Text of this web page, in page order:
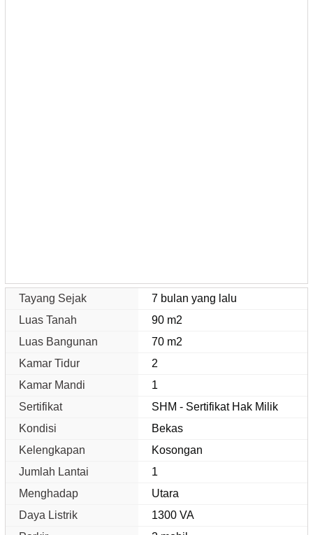
Tayang Sejak
7 bulan yang lalu
Luas Tanah
90 m2
Luas Bangunan
70 m2
Kamar Tidur
2
Kamar Mandi
1
Sertifikat
SHM - Sertifikat Hak Milik
Kondisi
Bekas
Kelengkapan
Kosongan
Jumlah Lantai
1
Menghadap
Utara
Daya Listrik
1300 VA